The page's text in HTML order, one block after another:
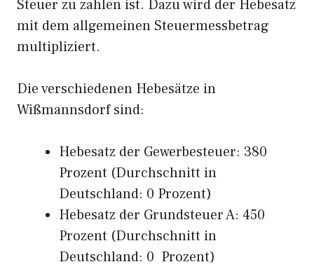
Steuer zu zahlen ist. Dazu wird der Hebesatz
mit dem allgemeinen Steuermessbetrag
multipliziert.
Die verschiedenen Hebesätze in
Wißmannsdorf sind:
Hebesatz der Gewerbesteuer: 380
Prozent (Durchschnitt in
Deutschland: 0 Prozent)
Hebesatz der Grundsteuer A: 450
Prozent (Durchschnitt in
Deutschland: 0 Prozent)